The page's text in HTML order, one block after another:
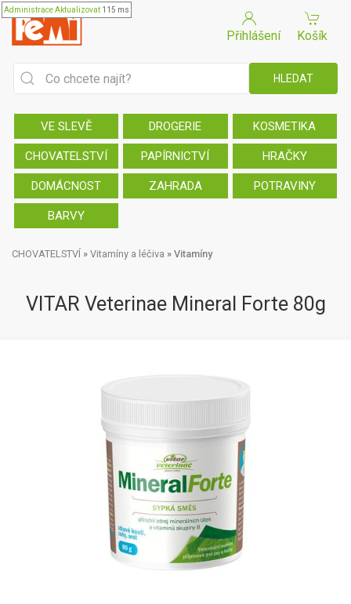
AdministraceAktualizovat 115 ms
Přihlášení Košík
VE SLEVĚ DROGERIE KOSMETIKA
CHOVATELSTVÍ PAPÍRNICTVÍ HRAČKY
DOMÁCNOST ZAHRADA POTRAVINY
BARVY
CHOVATELSTVÍ » Vitamíny a léčiva » Vitamíny
VITAR Veterinae Mineral Forte 80g